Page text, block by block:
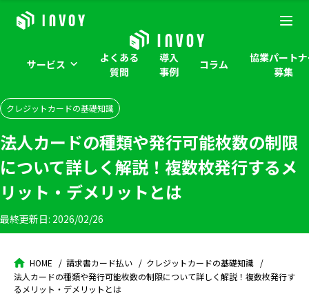
サービス
よくある
質問
導入
事例
コラム
協業パート
募集
クレジットカードの基礎知識
法人カードの種類や発行可能枚数の制限
について詳しく解説！複数枚発行するメ
リット・デメリットとは
最終更新日: 2026/02/26
HOME 請求書カード払い
クレジットカードの基礎知識
法人カードの種類や発行可能枚数の制限について詳しく解説！複数枚発行す
るメリット・デメリットとは